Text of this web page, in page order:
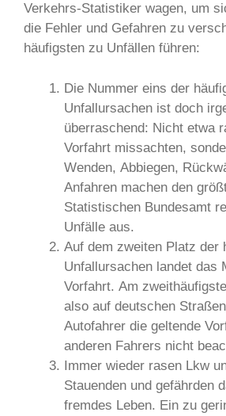
Verkehrs-Statistiker wagen, um
die Fehler und Gefahren zu
häufigsten zu Unfällen führen:
Die Nummer eins der
Unfallursachen ist doch
überraschend: Nicht etwa
Vorfahrt missachten,
Wenden, Abbiegen,
Anfahren machen den
Statistischen Bundesamt
Unfälle aus.
Auf dem zweiten Platz der
Unfallursachen landet das
Vorfahrt. Am
also auf deutschen
Autofahrer die geltende
anderen Fahrers nicht
Immer wieder rasen Lkw
Stauenden und gefährden
fremdes Leben. Ein zu